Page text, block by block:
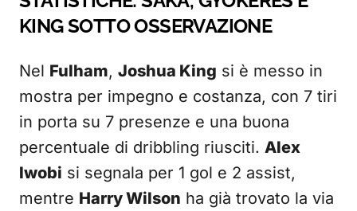
KING SOTTO OSSERVAZIONE
Nel Fulham, Joshua King si è messo in
mostra per impegno e costanza, con 7 tiri
in porta su 7 presenze e una buona
percentuale di dribbling riusciti. Alex
Iwobi si segnala per 1 gol e 2 assist,
mentre Harry Wilson ha già trovato la via